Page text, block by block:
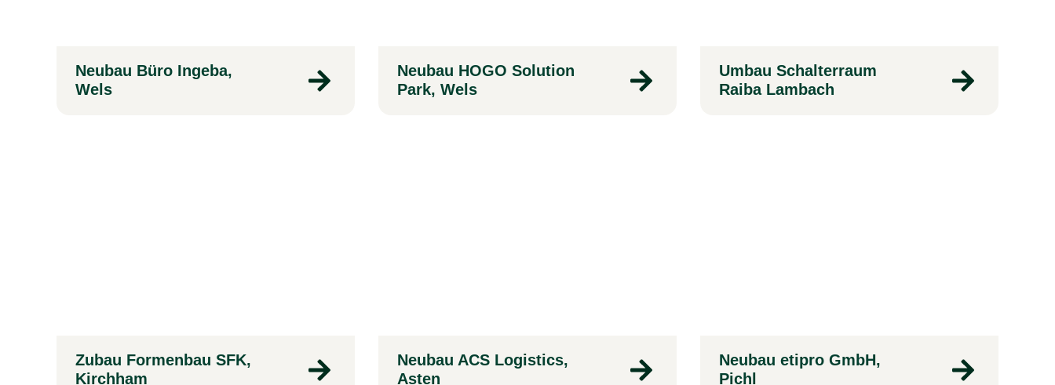
Neubau Büro Ingeba,
Wels
Neubau HOGO Solution
Park, Wels
Umbau Schalterraum
Raiba Lambach
Zubau Formenbau SFK,
Kirchham
Neubau ACS Logistics,
Asten
Neubau etipro GmbH,
Pichl